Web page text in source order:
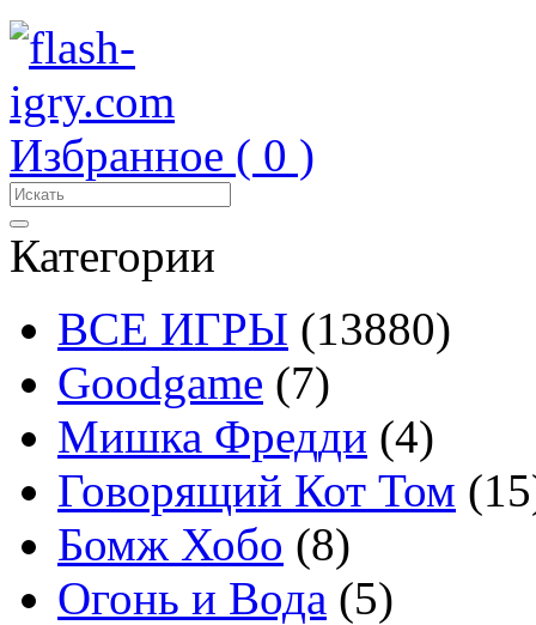
Избранное ( 0 )
Категории
ВСЕ ИГРЫ (13880)
Goodgame (7)
Мишка Фредди (4)
Говорящий Кот Том
Бомж Хобо (8)
Огонь и Вода (5)